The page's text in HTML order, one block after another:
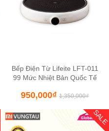
Bếp Điện Từ Lifeite LFT-011
99 Mức Nhiệt Bản Quốc Tế
950,000₫ 1,350,000₫
SALE